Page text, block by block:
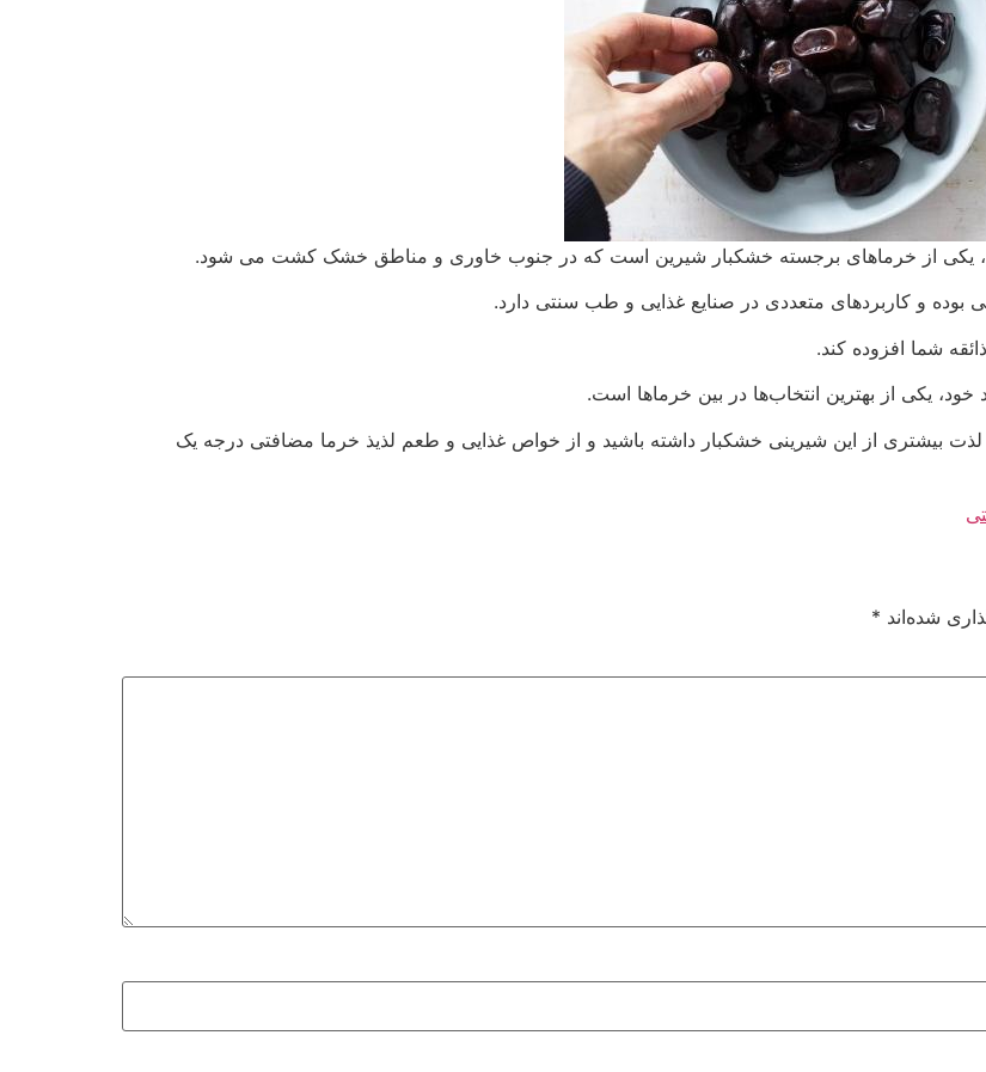
یکی از خرماهای برجسته خشکبار شیرین است که در جنوب خاوری و مناطق خشک کشت می شود.
بوده و کاربردهای متعددی در صنایع غذایی و طب سنتی دارد.
شما افزوده کند.
یکی از بهترین انتخاب‌ها در بین خرماها است.
بیشتری از این شیرینی خشکبار داشته باشید و از خواص غذایی و طعم لذیذ خرما مضافتی درجه یک
شده‌اند *